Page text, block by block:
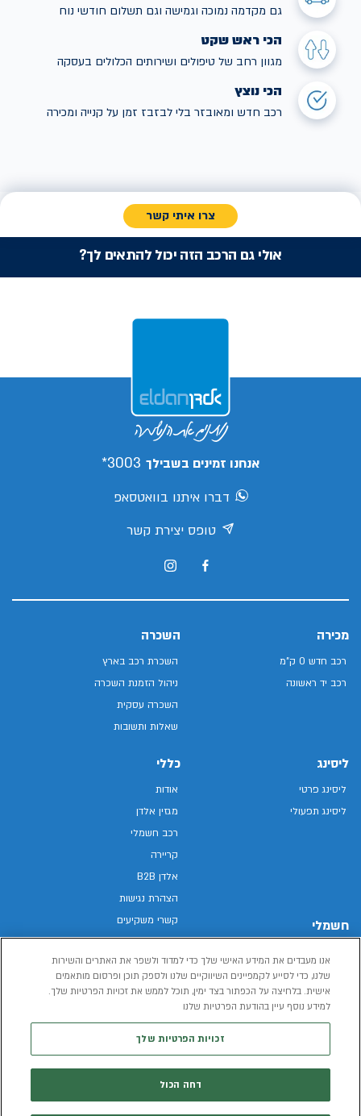
גם מקדמה נמוכה וגמישה וגם תשלום חודשי נוח
הכי ראש שקט
מגוון רחב של טיפולים ושירותים הכלולים בעסקה
הכי נוצץ
רכב חדש ומאובזר בלי לבזבז זמן על קנייה ומכירה
צרו איתי קשר
אולי גם הרכב הזה יכול להתאים לך?
אנחנו זמינים בשבילך 3003*
דברו איתנו בוואטסאפ
טופס יצירת קשר
מכירה
רכב חדש 0 ק"מ
רכב יד ראשונה
השכרה
השכרת רכב בארץ
ניהול הזמנת השכרה
השכרה עסקית
שאלות ותשובות
ליסינג
ליסינג פרטי
ליסינג תפעולי
חשמלי
רכב חשמלי
הכל על רכב חשמלי
כללי
אודות
מגזין אלדן
רכב חשמלי
קריירה
אלדן B2B
הצהרת נגישות
קשרי משקיעים
מפת האתר
מדיניות פרטיות
תנאי שימוש
המידע שיימסר על ידך במהלך השימוש באתר יישמר וישמש את אלדן, או צד שלישי,
אנו מעבדים את המידע האישי שלך כדי למדוד ולשפר את האתרים והשירות
שלנו, כדי לסייע לקמפיינים השיווקיים שלנו ולספק תוכן ופרסום מותאמים
אישית. בלחיצה על הכפתור בצד ימין, תוכל לממש את זכויות הפרטיות שלך.
למידע נוסף עיין בהודעת הפרטיות שלנו
זכויות הפרטיות שלך
דחה הכול